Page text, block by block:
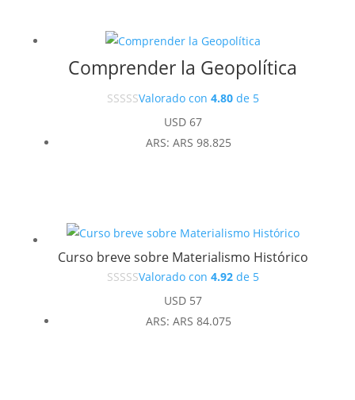
Comprender la Geopolítica
Valorado con 4.80de 5
USD67
ARS: ARS 98.825
Curso breve sobre Materialismo Histórico
Valorado con 4.92de 5
USD57
ARS: ARS 84.075